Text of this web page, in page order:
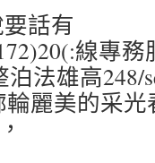
話有
線專
法雄高248/
輪麗美的采